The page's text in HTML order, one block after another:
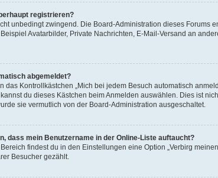
registrieren?
unbedingt zwingend. Die Board-Administration dieses Forums
Avatarbilder, Private Nachrichten, E-Mail-Versand an
abgemeldet?
das Kontrollkästchen „Mich bei jedem Besuch automatisch
du dieses Kästchen beim Anmelden auswählen. Dies ist
sie vermutlich von der Board-Administration ausgeschaltet.
dass mein Benutzername in der Online-Liste auftaucht?
findest du in den Einstellungen eine Option „Verbirg
Besucher gezählt.